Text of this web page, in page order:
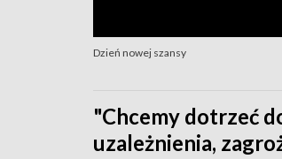
Dzień nowej szansy
"Chcemy dotrzeć
uzależnienia,